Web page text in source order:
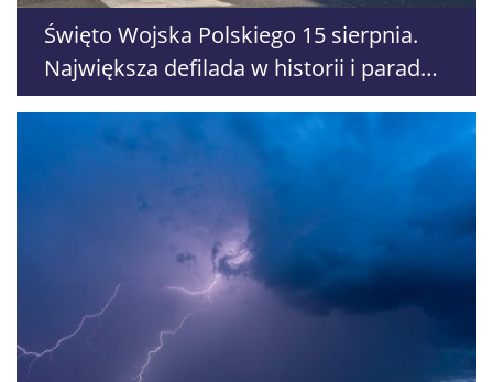
Święto Wojska Polskiego 15 sierpnia.
Największa defilada w historii i parada
morska